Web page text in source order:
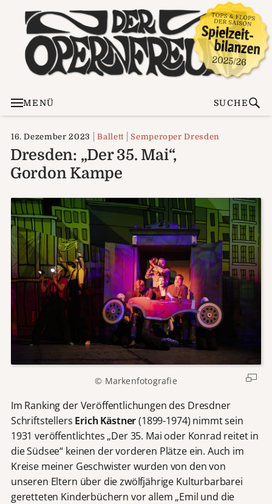
MENÜ SUCHE
16. Dezember 2023 Ballett Semperoper Dresden
Dresden: „Der 35. Mai“,
Gordon Kampe
© Markenfotografie
Im Ranking der Veröffentlichungen des Dresdner
Schriftstellers Erich Kästner(1899-1974) nimmt sein
1931 veröffentlichtes „Der 35. Mai oder Konrad reitet in
die Südsee“ keinen der vorderen Plätze ein. Auch im
Kreise meiner Geschwister wurden von den von
unseren Eltern über die zwölfjährige Kulturbarbarei
geretteten Kinderbüchern vor allem „Emil und die